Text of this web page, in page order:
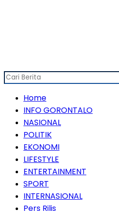
Home
INFO GORONTALO
NASIONAL
POLITIK
EKONOMI
LIFESTYLE
ENTERTAINMENT
SPORT
INTERNASIONAL
Pers Rilis